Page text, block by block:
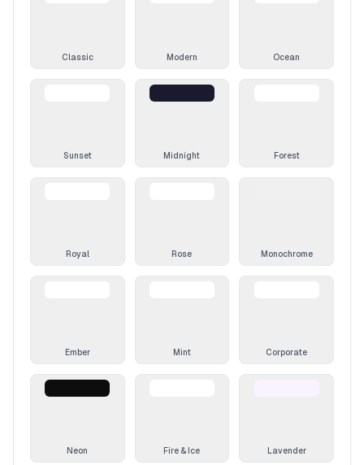
Classic Modern Ocean
Sunset Midnight Forest
Royal Rose Monochrome
Ember Mint Corporate
Neon Fire & Ice Lavender